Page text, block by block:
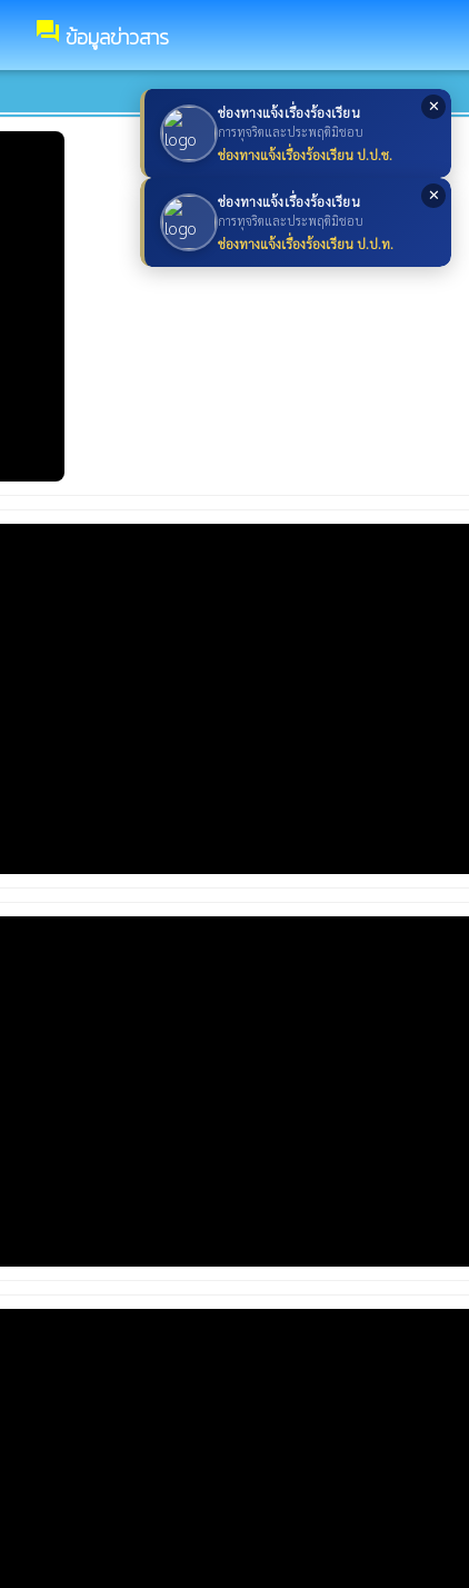
✕
ช่องทางแจ้งเรื่องร้องเรียน
การทุจริตและประพฤติมิชอบ
ช่องทางแจ้งเรื่องร้องเรียน ป.ป.ช.
✕
ช่องทางแจ้งเรื่องร้องเรียน
การทุจริตและประพฤติมิชอบ
ช่องทางแจ้งเรื่องร้องเรียน ป.ป.ท.
forumข้อมูลข่าวสาร